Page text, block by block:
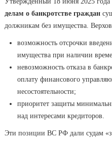
делам о банкротстве граждан
должникам без имущества.
возможность отсрочки
имущества при наличии
невозможность отказа в
оплату финансового
несостоятельности;
приоритет защиты
над интересами кредиторов.
Эти позиции ВС РФ дали судам